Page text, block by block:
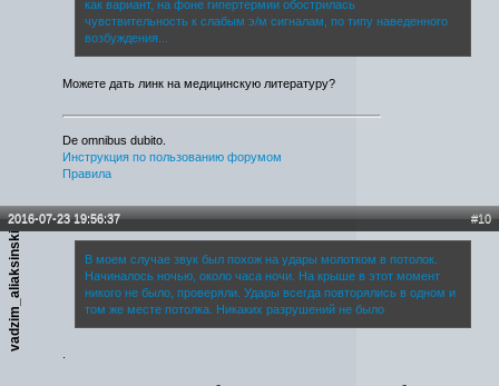
как вариант, на фоне гипертермии обострилась
чувствительность к слабым э/м сигналам, по типу наведенного
возбуждения...
Можете дать линк на медицинскую литературу?
De omnibus dubito.
Инструкция по пользованию форумом
Правила
#10
2016-07-23 19:56:37
vadzim_aliaksinski
В моем случае звук был похож на удары молотком в потолок.
Начиналось ночью, около часа ночи. На крыше в этот момент
никого не было, проверяли. Удары всегда повторялись в одном и
том же месте потолка. Никаких разрушений не было